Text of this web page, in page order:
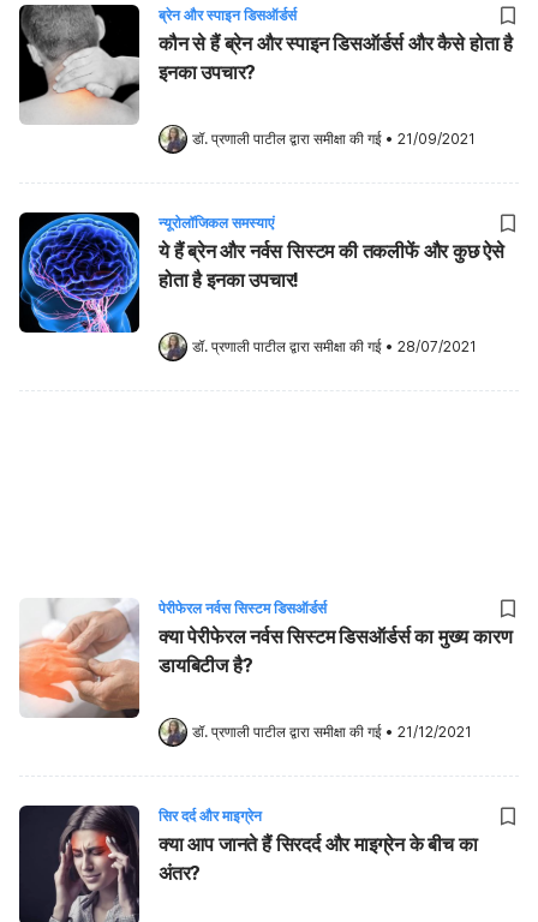
ब्रेन और स्पाइन डिसऑर्डर्स
कौन से हैं ब्रेन और स्पाइन डिसऑर्डर्स और कैसे होता है
इनका उपचार?
डॉ. प्रणाली पाटील द्वारा समीक्षा की गई • 21/09/2021
न्यूरोलॉजिकल समस्याएं
ये हैं ब्रेन और नर्वस सिस्टम की तकलीफें और कुछ ऐसे
होता है इनका उपचार!
डॉ. प्रणाली पाटील द्वारा समीक्षा की गई • 28/07/2021
पेरीफेरल नर्वस सिस्टम डिसऑर्डर्स
क्या पेरीफेरल नर्वस सिस्टम डिसऑर्डर्स का मुख्य कारण
डायबिटीज है?
डॉ. प्रणाली पाटील द्वारा समीक्षा की गई • 21/12/2021
सिर दर्द और माइग्रेन
क्या आप जानते हैं सिरदर्द और माइग्रेन के बीच का
अंतर?